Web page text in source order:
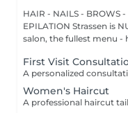
HAIR - NAILS - BROWS -
EPILATION Strassen is
salon, the fullest menu -
First Visit
Women's Haircut